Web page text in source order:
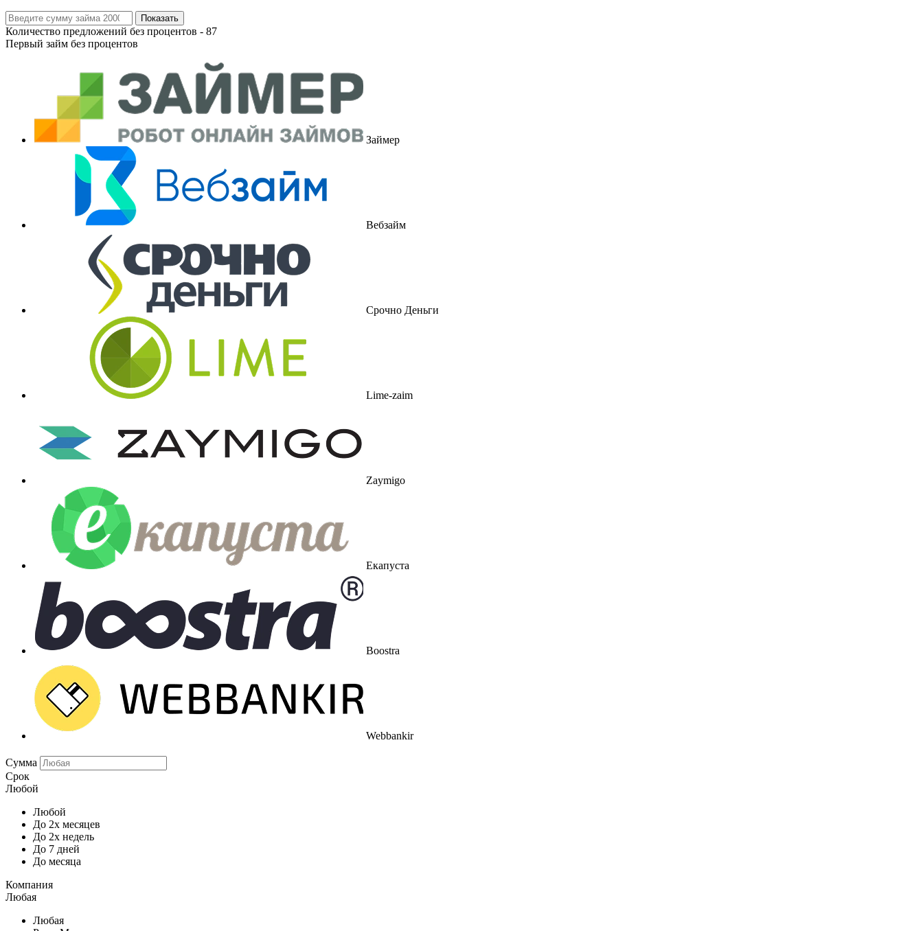
Показать
Количество предложений без процентов - 87
Первый займ без процентов
Займер
Вебзайм
Срочно Деньги
Lime-zaim
Zaymigo
Екапуста
Boostra
Webbankir
Сумма
Срок
Любой
Любой
До 2х месяцев
До 2х недель
До 7 дней
До месяца
Компания
Любая
Любая